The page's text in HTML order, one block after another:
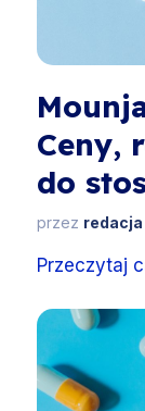
Ceny,
do
przez redacja
Przeczytaj